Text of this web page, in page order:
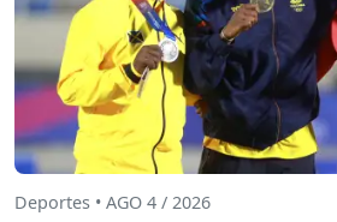
Deportes • AGO 4 / 2026